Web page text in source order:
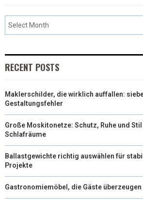
RECENT POSTS
Maklerschilder, die wirklich auffallen:
Gestaltungsfehler
Große Moskitonetze: Schutz, Ruhe und
Schlafräume
Ballastgewichte richtig auswählen für
Projekte
Gastronomiemöbel, die Gäste überzeugen